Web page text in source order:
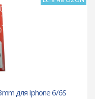
для Iphone 6/6S